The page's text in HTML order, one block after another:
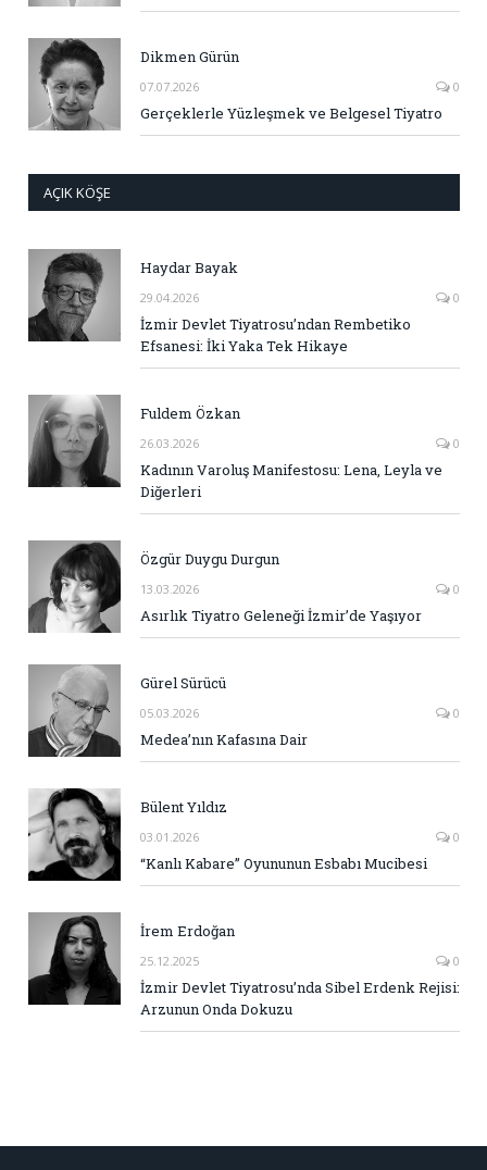
Dikmen Gürün
07.07.2026 0
Gerçeklerle Yüzleşmek ve Belgesel Tiyatro
AÇIK KÖŞE
Haydar Bayak
29.04.2026 0
İzmir Devlet Tiyatrosu’ndan Rembetiko
Efsanesi: İki Yaka Tek Hikaye
Fuldem Özkan
26.03.2026 0
Kadının Varoluş Manifestosu: Lena, Leyla ve
Diğerleri
Özgür Duygu Durgun
13.03.2026 0
Asırlık Tiyatro Geleneği İzmir’de Yaşıyor
Gürel Sürücü
05.03.2026 0
Medea’nın Kafasına Dair
Bülent Yıldız
03.01.2026 0
“Kanlı Kabare” Oyununun Esbabı Mucibesi
İrem Erdoğan
25.12.2025 0
İzmir Devlet Tiyatrosu’nda Sibel Erdenk Rejisi:
Arzunun Onda Dokuzu